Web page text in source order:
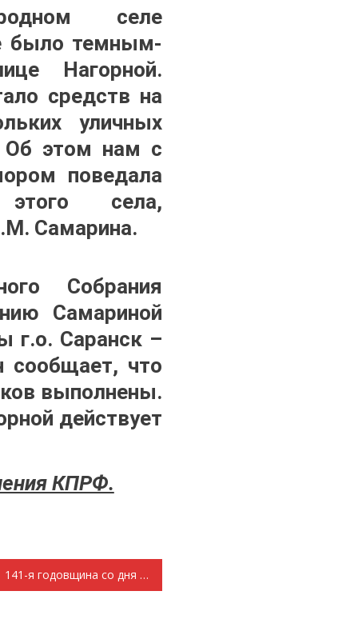
селе
было темным-
Нагорной.
средств на
уличных
Об этом нам с
поведала
этого села,
Самарина.
Собрания
Самариной
г.о. Саранск –
сообщает, что
выполнены.
действует
КПРФ.
141-я годовщина со дня рождения Иосифа Виссарионовича Сталина